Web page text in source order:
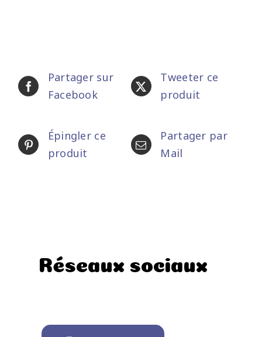
Partager sur
Facebook
Tweeter ce
produit
Épingler ce
produit
Partager par
Mail
Réseaux sociaux